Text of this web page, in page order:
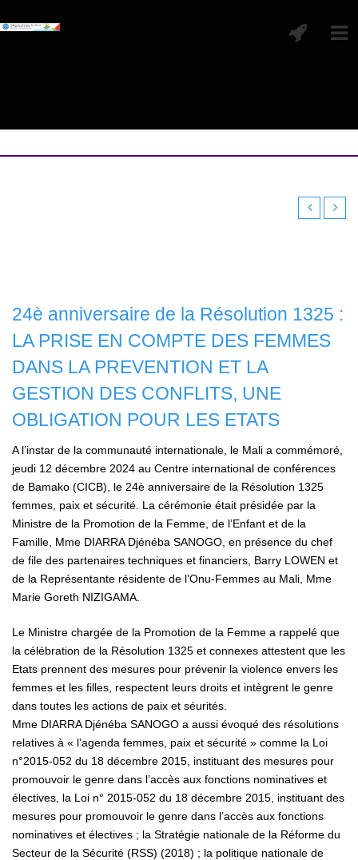
24è anniversaire de la Résolution 1325 :
LA PRISE EN COMPTE DES FEMMES
DANS LA PREVENTION ET LA
GESTION DES CONFLITS, UNE
OBLIGATION POUR LES ETATS
A l’instar de la communauté internationale, le Mali a commémoré,
jeudi 12 décembre 2024 au Centre international de conférences
de Bamako (CICB), le 24è anniversaire de la Résolution 1325
femmes, paix et sécurité. La cérémonie était présidée par la
Ministre de la Promotion de la Femme, de l’Enfant et de la
Famille, Mme DIARRA Djénéba SANOGO, en présence du chef
de file des partenaires techniques et financiers, Barry LOWEN et
de la Représentante résidente de l’Onu-Femmes au Mali, Mme
Marie Goreth NIZIGAMA.
Le Ministre chargée de la Promotion de la Femme a rappelé que
la célébration de la Résolution 1325 et connexes attestent que les
Etats prennent des mesures pour prévenir la violence envers les
femmes et les filles, respectent leurs droits et intègrent le genre
dans toutes les actions de paix et séurités.
Mme DIARRA Djénéba SANOGO a aussi évoqué des résolutions
relatives à « l’agenda femmes, paix et sécurité » comme la Loi
n°2015-052 du 18 décembre 2015, instituant des mesures pour
promouvoir le genre dans l’accès aux fonctions nominatives et
électives, la Loi n° 2015-052 du 18 décembre 2015, instituant des
mesures pour promouvoir le genre dans l’accès aux fonctions
nominatives et électives ; la Stratégie nationale de la Réforme du
Secteur de la Sécurité (RSS) (2018) ; la politique nationale de